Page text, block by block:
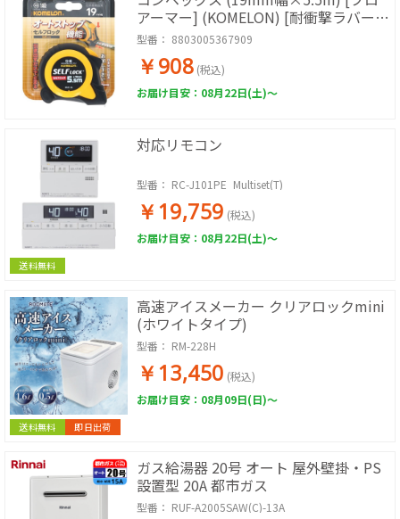
アーマー] (KOMELON) [耐衝撃ラバーケ
ース・JIS1級・両面目盛]
型番： 8803005367909
￥908 (税込)
お届け目安：08月22日(土)～
送料無料
対応リモコン
型番： RC-J101PE_Multiset(T)
￥19,759 (税込)
お届け目安：08月22日(土)～
送料無料 即日出荷
高速アイスメーカー クリアロックmini
(ホワイトタイプ)
型番： RM-228H
￥13,450 (税込)
お届け目安：08月09日(日)～
ガス給湯器 20号 オート 屋外壁掛・PS
設置型 20A 都市ガス
型番： RUF-A2005SAW(C)-13A